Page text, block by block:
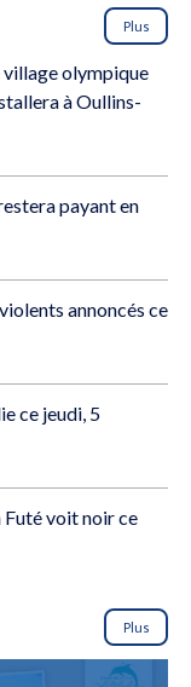
Plus
village olympique
à Oullins-
payant en
annoncés ce
ce jeudi, 5
Futé voit noir ce
Plus